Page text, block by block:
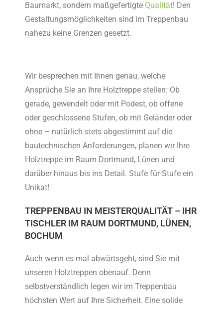
Baumarkt, sondern maßgefertigte Qualität! Den
Gestaltungsmöglichkeiten sind im Treppenbau
nahezu keine Grenzen gesetzt.
Wir besprechen mit Ihnen genau, welche
Ansprüche Sie an Ihre Holztreppe stellen: Ob
gerade, gewendelt oder mit Podest, ob offene
oder geschlossene Stufen, ob mit Geländer oder
ohne – natürlich stets abgestimmt auf die
bautechnischen Anforderungen, planen wir Ihre
Holztreppe im Raum Dortmund, Lünen und
darüber hinaus bis ins Detail. Stufe für Stufe ein
Unikat!
TREPPENBAU IN MEISTERQUALITÄT – IHR
TISCHLER IM RAUM DORTMUND, LÜNEN,
BOCHUM
Auch wenn es mal abwärtsgeht, sind Sie mit
unseren Holztreppen obenauf. Denn
selbstverständlich legen wir im Treppenbau
höchsten Wert auf Ihre Sicherheit. Eine solide